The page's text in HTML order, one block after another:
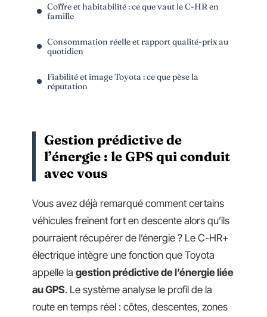
Coffre et habitabilité : ce que vaut le C-HR en
famille
Consommation réelle et rapport qualité-prix au
quotidien
Fiabilité et image Toyota : ce que pèse la
réputation
Gestion prédictive de
l’énergie : le GPS qui conduit
avec vous
Vous avez déjà remarqué comment certains
véhicules freinent fort en descente alors qu’ils
pourraient récupérer de l’énergie ? Le C-HR+
électrique intègre une fonction que Toyota
appelle la gestion prédictive de l’énergie liée
au GPS. Le système analyse le profil de la
route en temps réel : côtes, descentes, zones